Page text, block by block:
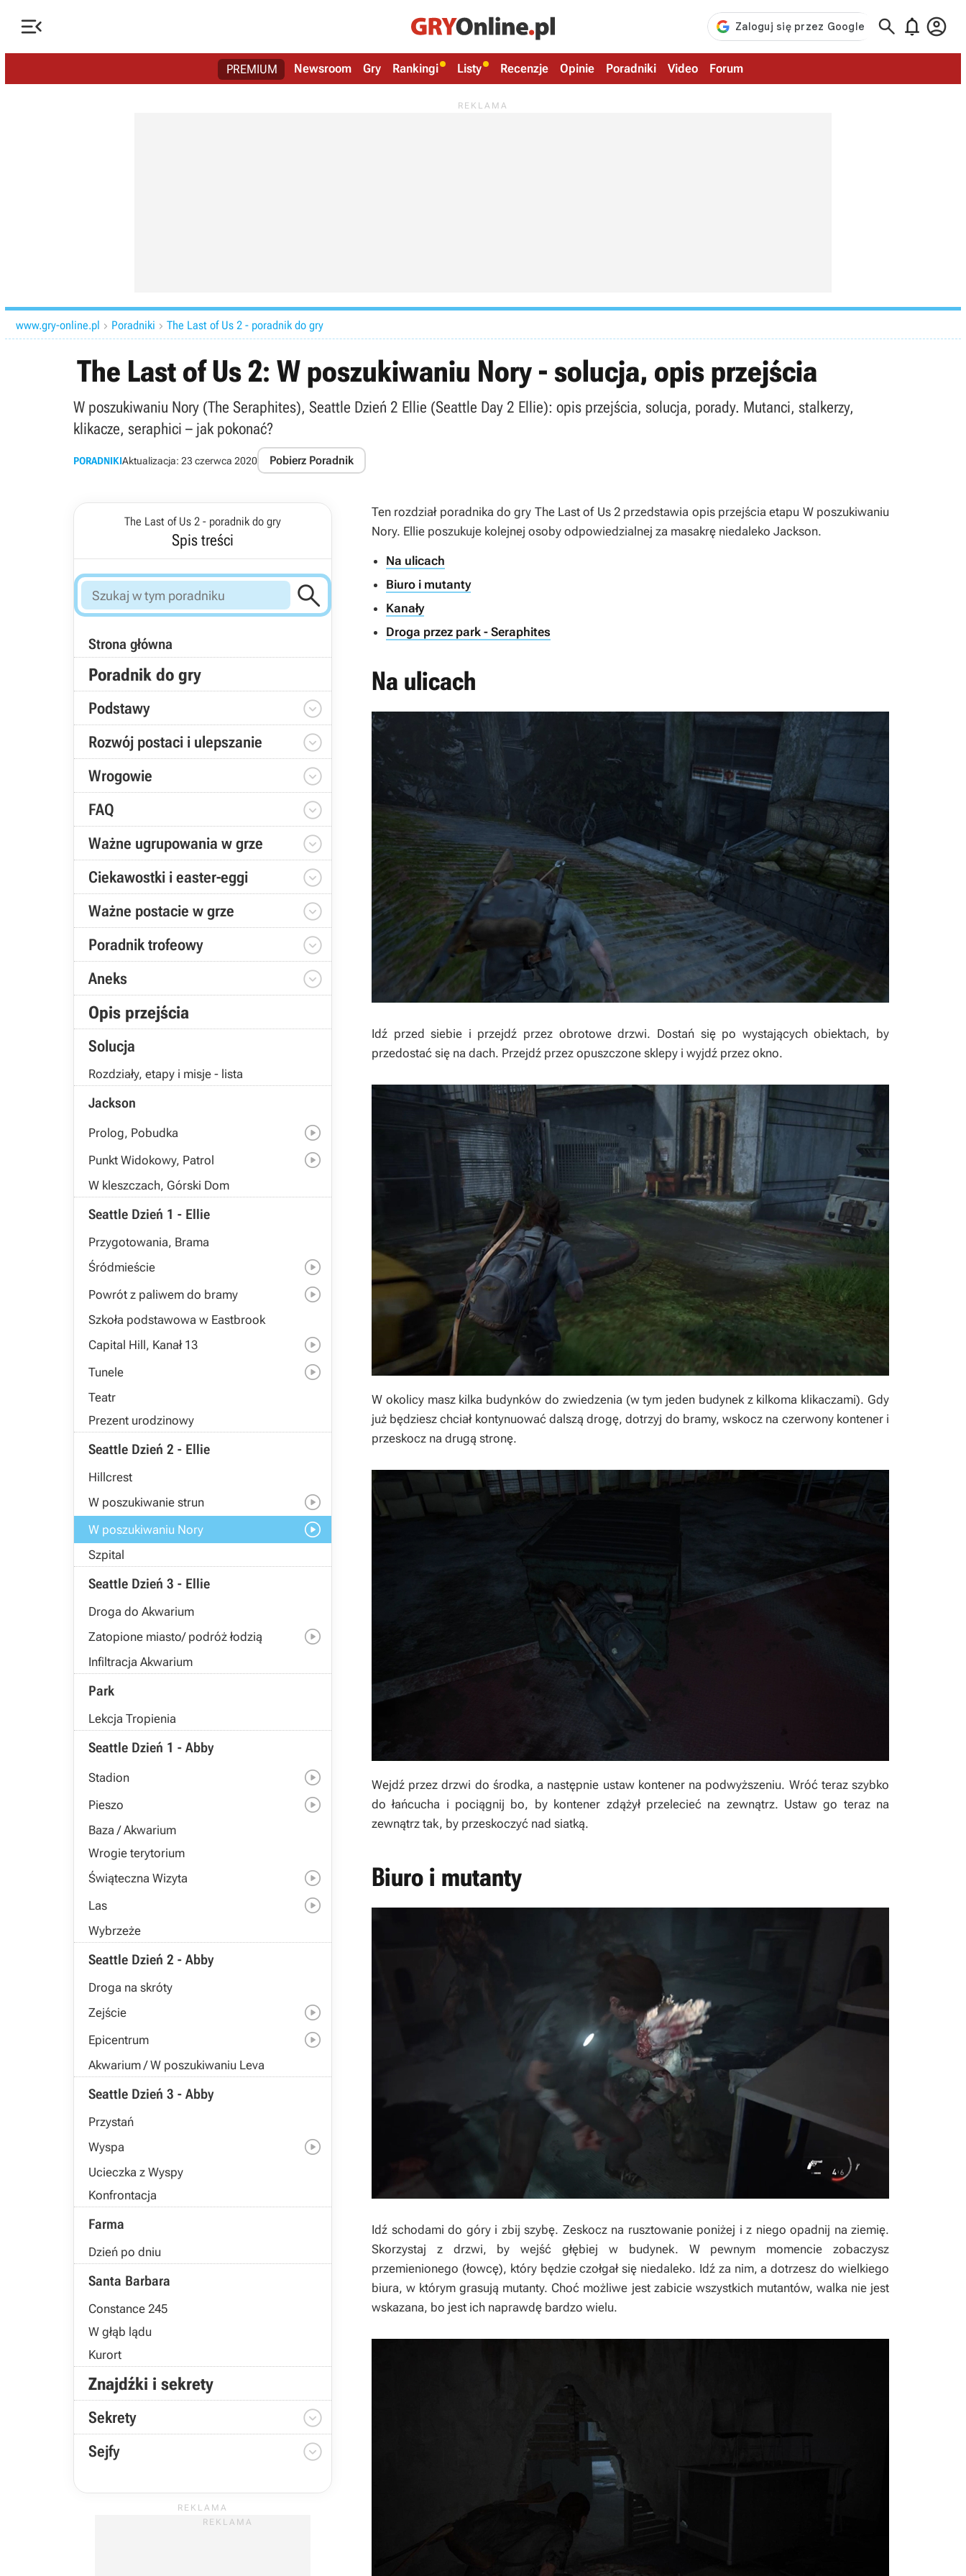
   
PREMIUM Newsroom Gry Rankingi Listy Recenzje Opinie Poradniki Video Forum
www.gry-online.pl  Poradniki  The Last of Us 2 - poradnik do gry
The Last of Us 2: W poszukiwaniu Nory - solucja, opis przejścia
W poszukiwaniu Nory (The Seraphites), Seattle Dzień 2 Ellie (Seattle Day 2 Ellie): opis przejścia, solucja, porady. Mutanci, stalkerzy,
klikacze, seraphici – jak pokonać?
PORADNIKIAktualizacja: 23 czerwca 2020 Pobierz Poradnik
The Last of Us 2 - poradnik do gry
Spis treści

Strona główna
Poradnik do gry
Podstawy 
Rozwój postaci i ulepszanie 
Wrogowie 
FAQ 
Ważne ugrupowania w grze 
Ciekawostki i easter-eggi 
Ważne postacie w grze 
Poradnik trofeowy 
Aneks 
Opis przejścia
Solucja
Rozdziały, etapy i misje - lista
Jackson
Prolog, Pobudka 
Punkt Widokowy, Patrol 
W kleszczach, Górski Dom
Seattle Dzień 1 - Ellie
Przygotowania, Brama
Śródmieście

Powrót z paliwem do bramy 
Szkoła podstawowa w Eastbrook
Capital Hill, Kanał 13

Tunele 
Teatr
Prezent urodzinowy
Seattle Dzień 2 - Ellie
Hillcrest
W poszukiwanie strun

W poszukiwaniu Nory 
Szpital
Seattle Dzień 3 - Ellie
Droga do Akwarium
Zatopione miasto/ podróż łodzią

Infiltracja Akwarium
Park
Lekcja Tropienia
Seattle Dzień 1 - Abby
Stadion 
Pieszo 
Baza / Akwarium
Wrogie terytorium
Świąteczna Wizyta

Las 
Wybrzeże
Seattle Dzień 2 - Abby
Droga na skróty
Zejście

Epicentrum 
Akwarium / W poszukiwaniu Leva
Seattle Dzień 3 - Abby
Przystań
Wyspa

Ucieczka z Wyspy
Konfrontacja
Farma
Dzień po dniu
Santa Barbara
Constance 245
W głąb lądu
Kurort
Znajdźki i sekrety
Sekrety 
Sejfy 
Ten rozdział poradnika do gry The Last of Us 2 przedstawia opis przejścia etapu W poszukiwaniu
Nory. Ellie poszukuje kolejnej osoby odpowiedzialnej za masakrę niedaleko Jackson.
Na ulicach
Biuro i mutanty
Kanały
Droga przez park - Seraphites
Na ulicach
Idź przed siebie i przejdź przez obrotowe drzwi. Dostań się po wystających obiektach, by
przedostać się na dach. Przejdź przez opuszczone sklepy i wyjdź przez okno.
W okolicy masz kilka budynków do zwiedzenia (w tym jeden budynek z kilkoma klikaczami). Gdy
już będziesz chciał kontynuować dalszą drogę, dotrzyj do bramy, wskocz na czerwony kontener i
przeskocz na drugą stronę.
Wejdź przez drzwi do środka, a następnie ustaw kontener na podwyższeniu. Wróć teraz szybko
do łańcucha i pociągnij bo, by kontener zdążył przelecieć na zewnątrz. Ustaw go teraz na
zewnątrz tak, by przeskoczyć nad siatką.
Biuro i mutanty
Idź schodami do góry i zbij szybę. Zeskocz na rusztowanie poniżej i z niego opadnij na ziemię.
Skorzystaj z drzwi, by wejść głębiej w budynek. W pewnym momencie zobaczysz
przemienionego (łowcę), który będzie czołgał się niedaleko. Idź za nim, a dotrzesz do wielkiego
biura, w którym grasują mutanty. Choć możliwe jest zabicie wszystkich mutantów, walka nie jest
wskazana, bo jest ich naprawdę bardzo wielu.